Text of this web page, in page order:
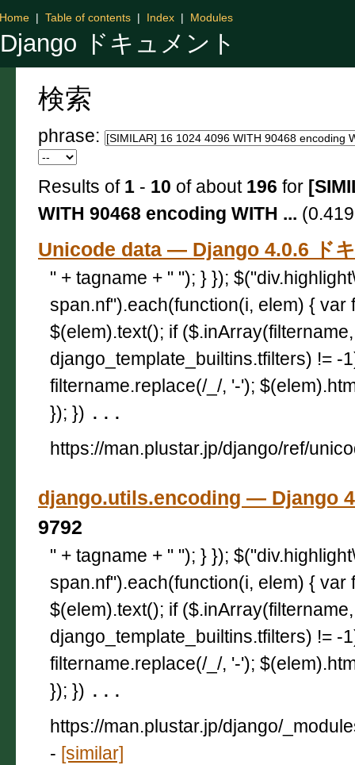
Django ドキュメント
Home | Table of contents | Index | Modules
検索
phrase:
Results of 1 - 10 of about 196 for
WITH 90468 encoding WITH ...
Unicode data — Django 4.0.6 ド
" + tagname + " "); } });
span.nf").each(function(i, elem) { var
$(elem).text(); if ($.inArray(filtername,
django_template_builtins.tfilters) != -
filtername.replace(/_/, '-');
}); }) ...
https://man.plustar.jp/django/ref/
django.utils.encoding — Django
9792
" + tagname + " "); } });
span.nf").each(function(i, elem) { var
$(elem).text(); if ($.inArray(filtername,
django_template_builtins.tfilters) != -
filtername.replace(/_/, '-');
}); }) ...
https://man.plustar.jp/django/
- [similar]